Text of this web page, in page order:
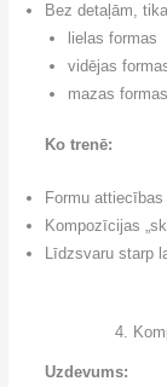
Bez detaļām,
lielas formas
vidējas
mazas formas
Ko trenē:
Formu attiecības
Kompozīcijas
Līdzsvaru starp
4.
Uzdevums: